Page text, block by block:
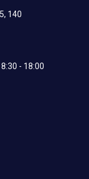
140
- 18:00